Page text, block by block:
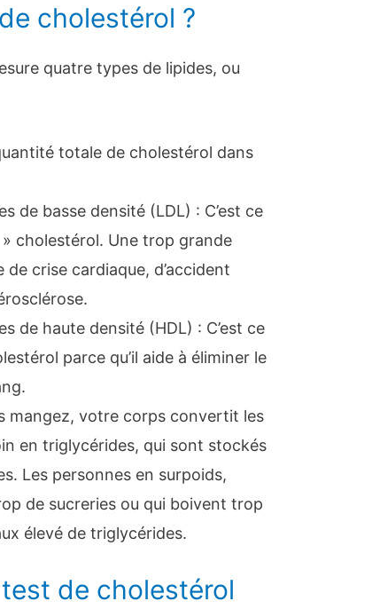
cholestérol ?
quatre types de lipides, ou
totale de cholestérol dans
de basse densité (LDL) : C’est ce
cholestérol. Une trop grande
crise cardiaque, d’accident
de haute densité (HDL) : C’est ce
parce qu’il aide à éliminer le
mangez, votre corps convertit les
en triglycérides, qui sont stockés
Les personnes en surpoids,
de sucreries ou qui boivent trop
élevé de triglycérides.
de cholestérol